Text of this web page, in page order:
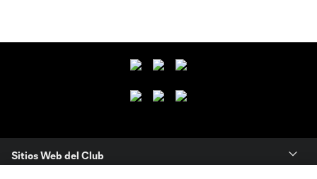
Sitios Web del Club